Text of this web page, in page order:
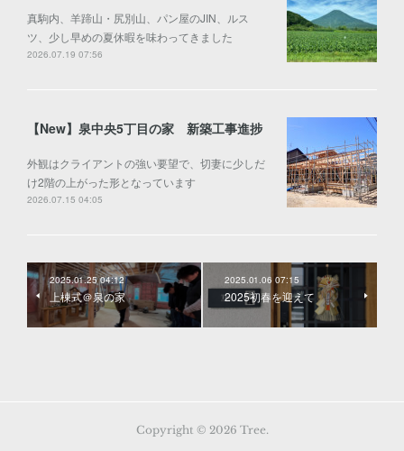
真駒内、羊蹄山・尻別山、パン屋のJIN、ルス
ツ、少し早めの夏休暇を味わってきました
2026.07.19 07:56
【New】泉中央5丁目の家 新築工事進捗
外観はクライアントの強い要望で、切妻に少しだ
け2階の上がった形となっています
2026.07.15 04:05
2025.01.25 04:12
上棟式＠泉の家
2025.01.06 07:15
2025初春を迎えて
Copyright © 2026 Tree.